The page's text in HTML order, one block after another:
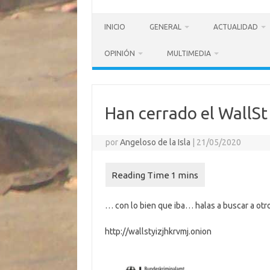
INICIO GENERAL ACTUALIDAD
OPINIÓN MULTIMEDIA
Han cerrado el
porAngeloso de la Isla 21/05/2020
… con lo bien que iba… halas a buscar a
http://wallstyizjhkrvmj.onion